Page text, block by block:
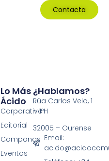
Contacta
Lo Más
Ácido
Corporativo
Editorial
Campañas
Eventos
¿Hablamos?
Rúa Carlos Velo, 1
– 1ºH
32005 – Ourense
Email: